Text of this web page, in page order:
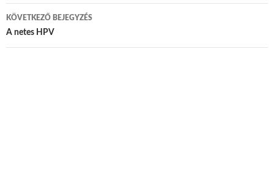
KÖVETKEZŐ BEJEGYZÉS
A netes HPV